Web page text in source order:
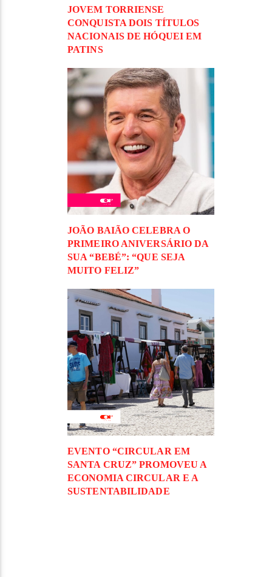
JOVEM TORRIENSE
CONQUISTA DOIS TÍTULOS
NACIONAIS DE HÓQUEI EM
PATINS
JOÃO BAIÃO CELEBRA O
PRIMEIRO ANIVERSÁRIO DA
SUA “BEBÉ”: “QUE SEJA
MUITO FELIZ”
EVENTO “CIRCULAR EM
SANTA CRUZ” PROMOVEU A
ECONOMIA CIRCULAR E A
SUSTENTABILIDADE